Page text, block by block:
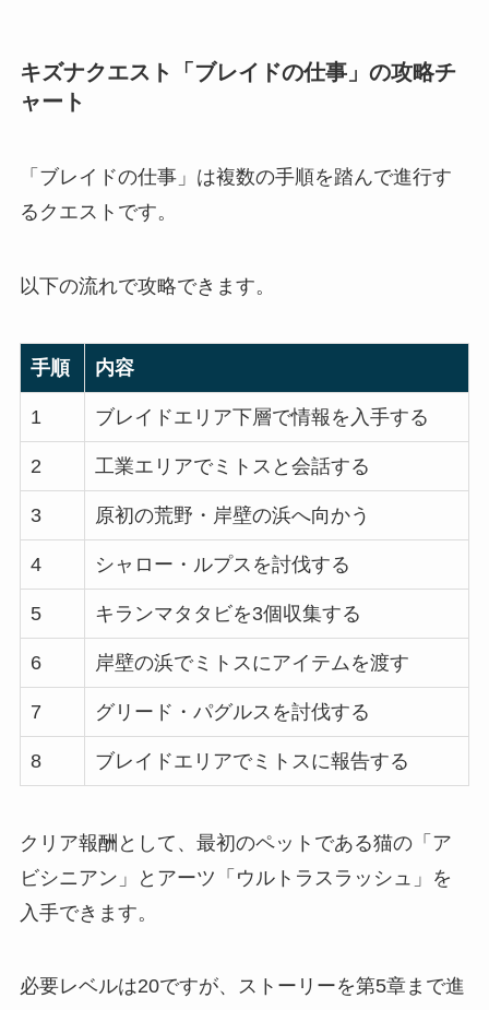
キズナクエスト「ブレイドの仕事」の攻略チ
ャート
「ブレイドの仕事」は複数の手順を踏んで進行す
るクエストです。
以下の流れで攻略できます。
手順 内容
1 ブレイドエリア下層で情報を入手する
2 工業エリアでミトスと会話する
3 原初の荒野・岸壁の浜へ向かう
4 シャロー・ルプスを討伐する
5 キランマタタビを3個収集する
6 岸壁の浜でミトスにアイテムを渡す
7 グリード・パグルスを討伐する
8 ブレイドエリアでミトスに報告する
クリア報酬として、最初のペットである猫の「ア
ビシニアン」とアーツ「ウルトラスラッシュ」を
入手できます。
必要レベルは20ですが、ストーリーを第5章まで進